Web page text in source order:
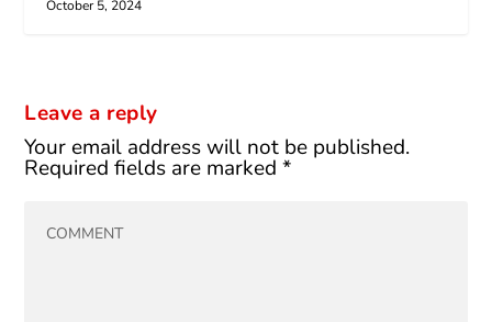
October 5, 2024
Leave a reply
Your email address will not be published.
Required fields are marked*